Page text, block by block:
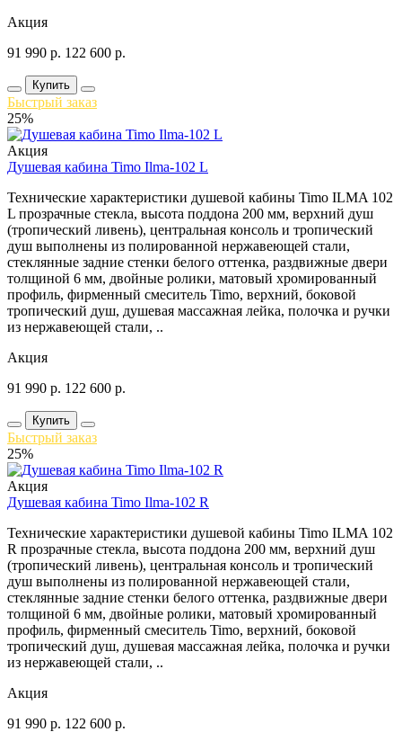
Акция
91 990 р. 122 600 р.
Купить
Быстрый заказ
25%
Акция
Душевая кабина Timo Ilma-102 L
Технические характеристики душевой кабины Timo ILMA 102
L прозрачные стекла, высота поддона 200 мм, верхний душ
(тропический ливень), центральная консоль и тропический
душ выполнены из полированной нержавеющей стали,
стеклянные задние стенки белого оттенка, раздвижные двери
толщиной 6 мм, двойные ролики, матовый хромированный
профиль, фирменный смеситель Timo, верхний, боковой
тропический душ, душевая массажная лейка, полочка и ручки
из нержавеющей стали, ..
Акция
91 990 р. 122 600 р.
Купить
Быстрый заказ
25%
Акция
Душевая кабина Timo Ilma-102 R
Технические характеристики душевой кабины Timo ILMA 102
R прозрачные стекла, высота поддона 200 мм, верхний душ
(тропический ливень), центральная консоль и тропический
душ выполнены из полированной нержавеющей стали,
стеклянные задние стенки белого оттенка, раздвижные двери
толщиной 6 мм, двойные ролики, матовый хромированный
профиль, фирменный смеситель Timo, верхний, боковой
тропический душ, душевая массажная лейка, полочка и ручки
из нержавеющей стали, ..
Акция
91 990 р. 122 600 р.